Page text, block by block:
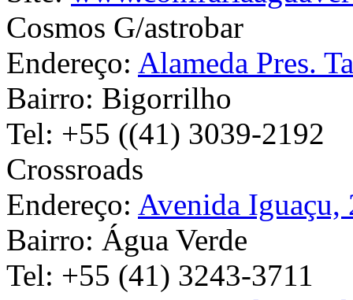
Cosmos G/astrobar
Endereço: Alameda Pres.
Bairro: Bigorrilho
Tel: +55 ((41) 3039-2192
Crossroads
Endereço: Avenida Iguaçu,
Bairro: Água Verde
Tel: +55 (41) 3243-3711